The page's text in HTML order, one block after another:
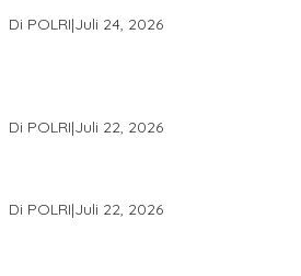
Di POLRI|Juli 24, 2026
Di POLRI|Juli 22, 2026
Di POLRI|Juli 22, 2026